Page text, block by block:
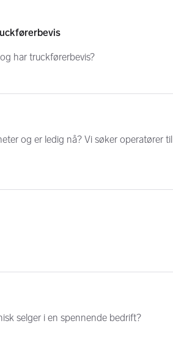
har truckførerbevis?
og er ledig nå? Vi søker operatører til
selger i en spennende bedrift?